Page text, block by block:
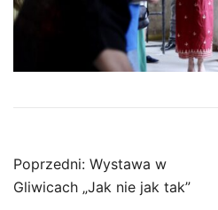
Nawigacja
wpisu
Poprzedni: Wystawa w
Gliwicach „Jak nie jak tak”